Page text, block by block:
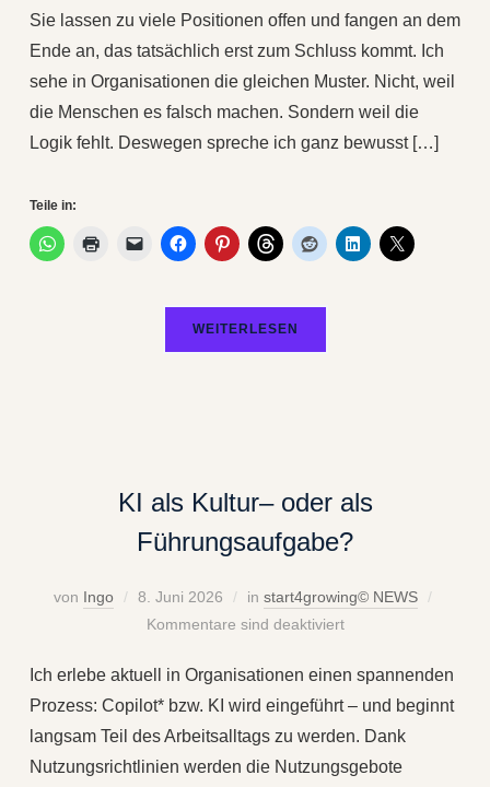
Sie lassen zu viele Positionen offen und fangen an dem
Ende an, das tatsächlich erst zum Schluss kommt. Ich
sehe in Organisationen die gleichen Muster. Nicht, weil
die Menschen es falsch machen. Sondern weil die
Logik fehlt. Deswegen spreche ich ganz bewusst […]
Teile in:
WEITERLESEN
KI als Kultur– oder als
Führungsaufgabe?
von Ingo 8. Juni 2026 in start4growing© NEWS
Kommentare sind deaktiviert
Ich erlebe aktuell in Organisationen einen spannenden
Prozess: Copilot* bzw. KI wird eingeführt – und beginnt
langsam Teil des Arbeitsalltags zu werden. Dank
Nutzungsrichtlinien werden die Nutzungsgebote